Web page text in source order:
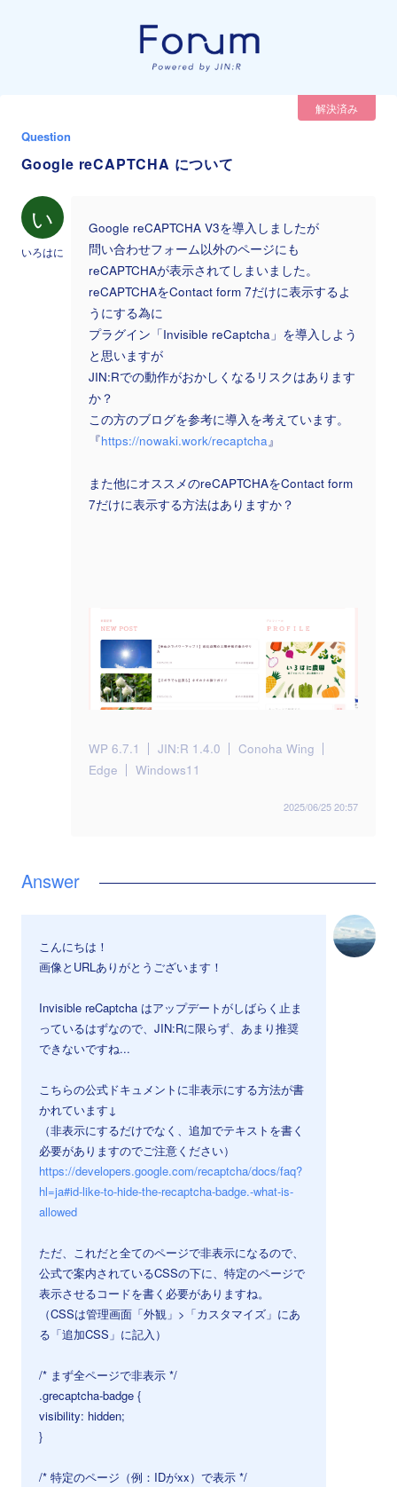
解決済み
Question
Google reCAPTCHA について
い
いろはに
Google reCAPTCHA V3を導入しましたが
問い合わせフォーム以外のページにも
reCAPTCHAが表示されてしまいました。
reCAPTCHAをContact form 7だけに表示するよ
うにする為に
プラグイン「Invisible reCaptcha」を導入しよう
と思いますが
JIN:Rでの動作がおかしくなるリスクはあります
か？
この方のブログを参考に導入を考えています。
『https://nowaki.work/recaptcha 』
また他にオススメのreCAPTCHAをContact form
7だけに表示する方法はありますか？
WP 6.7.1 JIN:R 1.4.0
Conoha Wing
Edge
Windows11
2025/06/25 20:57
こんにちは！
画像とURLありがとうございます！
Invisible reCaptcha はアップデートがしばらく止ま
っているはずなので、JIN:Rに限らず、あまり推奨
できないですね...
こちらの公式ドキュメントに非表示にする方法が書
かれています↓
（非表示にするだけでなく、追加でテキストを書く
必要がありますのでご注意ください）
https://developers.google.com/recaptcha/docs/faq?
hl=ja#id-like-to-hide-the-recaptcha-badge.-what-is-
allowed
ただ、これだと全てのページで非表示になるので、
公式で案内されているCSSの下に、特定のページで
表示させるコードを書く必要がありますね。
（CSSは管理画面「外観」>「カスタマイズ」にあ
る「追加CSS」に記入）
/* まず全ページで非表示 */
.grecaptcha-badge {
visibility: hidden;
}
/* 特定のページ（例：IDがxx）で表示 */